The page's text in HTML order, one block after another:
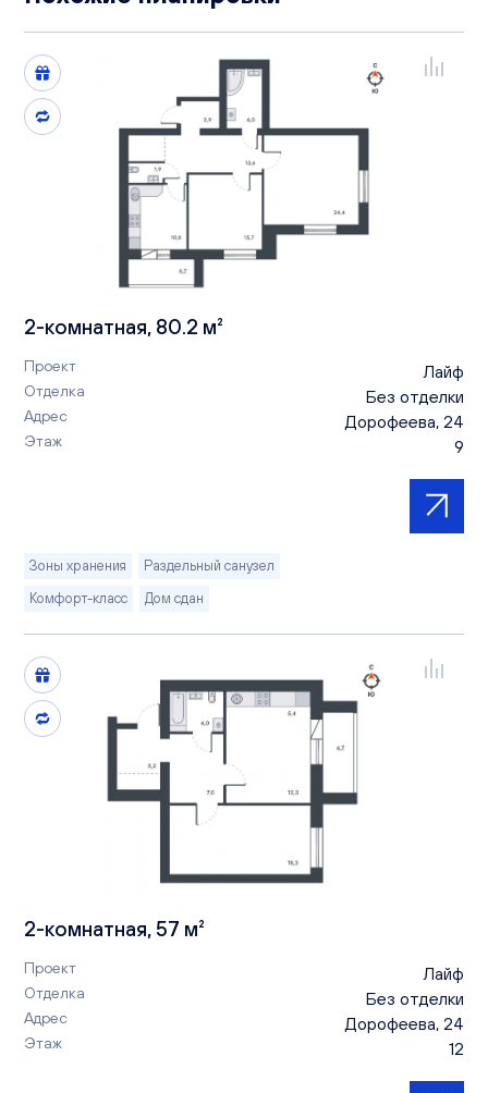
2-комнатная, 80.2 м²
Проект Лайф
Отделка Без отделки
Адрес Дорофеева, 24
Этаж 9
Зоны хранения
Раздельный санузел
Комфорт-класс
Дом сдан
2-комнатная, 57 м²
Проект Лайф
Отделка Без отделки
Адрес Дорофеева, 24
Этаж 12